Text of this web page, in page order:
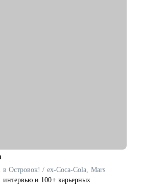
в Островок! / ex-Coca-Cola, Mars
интервью и 100+ карьерных